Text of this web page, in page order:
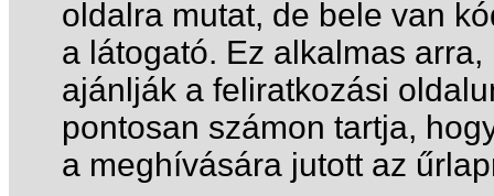
oldalra mutat, de bele van
a látogató. Ez alkalmas
ajánlják a feliratkozási
pontosan számon tartja,
a meghívására jutott az